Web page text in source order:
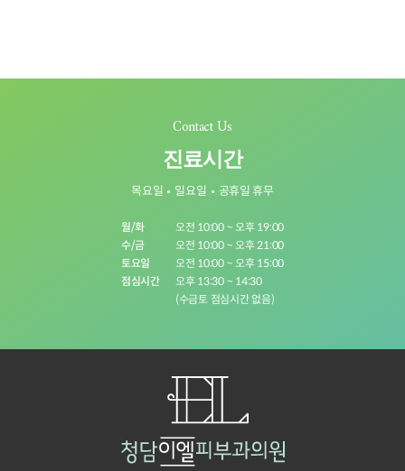
Contact Us
진료시간
목요일 일요일 공휴일 휴무
월/화
오전 10:00 ~ 오후 19:00
수/금
오전 10:00 ~ 오후 21:00
토요일
오전 10:00 ~ 오후 15:00
점심시간
오후 13:30 ~ 14:30
(수금토 점심시간 없음)